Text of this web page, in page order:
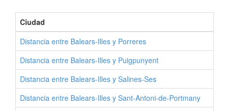
Ciudad
Distancia entre Balears-Illes y Porreres
Distancia entre Balears-Illes y Puigpunyent
Distancia entre Balears-Illes y Salines-Ses
Distancia entre Balears-Illes y Sant-Antoni-de-Portmany